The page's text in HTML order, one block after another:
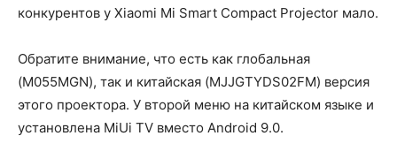
конкурентов у Xiaomi Mi Smart Compact Projector мало.
Обратите внимание, что есть как глобальная
(M055MGN), так и китайская (MJJGTYDS02FM) версия
этого проектора. У второй меню на китайском языке и
установлена MiUi TV вместо Android 9.0.